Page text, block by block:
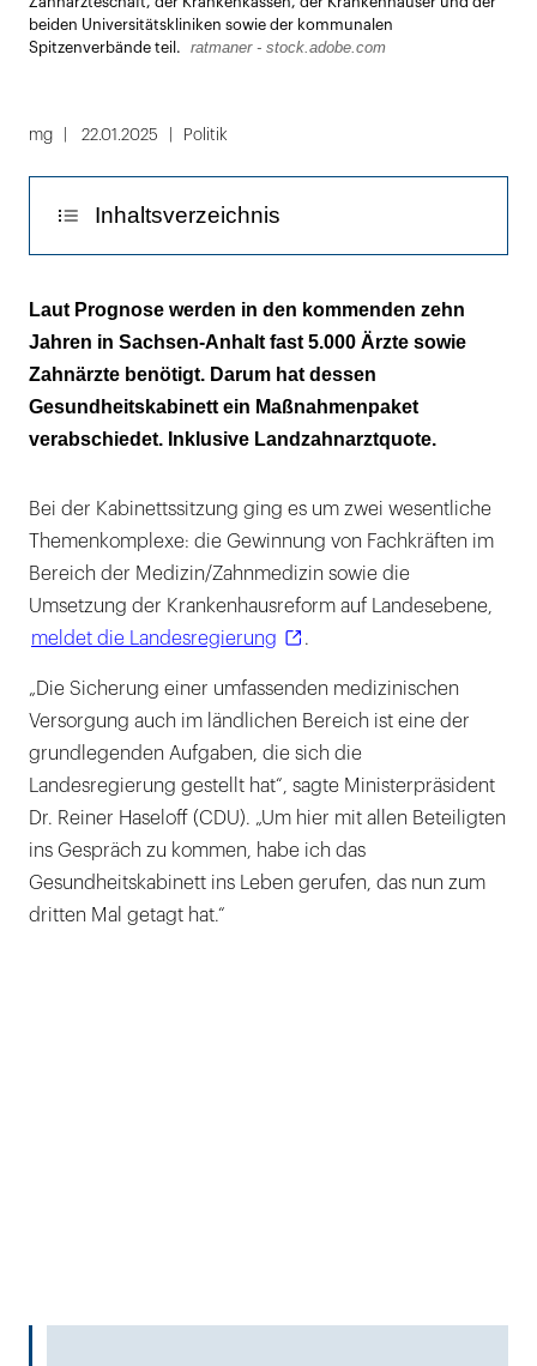
beiden Universitätskliniken sowie der kommunalen
Spitzenverbände teil.
ratmaner - stock.adobe.com
mg 22.01.2025 Politik
Inhaltsverzeichnis
Mehr als 100 Maßnahmen sind geplant
Stipendien und Gründungsunterstützung
sollen Zahnärzte im Land halten
Landzahnarztquote soll ein zusätzlicher
Mehr Kooperationen mit europäischen
Medizin- und Zahnmedizinfakultäten
Laut Prognose werden in den kommenden zehn
Jahren in Sachsen-Anhalt fast 5.000 Ärzte sowie
Zahnärzte benötigt. Darum hat dessen
Gesundheitskabinett ein Maßnahmenpaket
verabschiedet. Inklusive Landzahnarztquote.
Bei der Kabinettssitzung ging es um zwei wesentliche
Themenkomplexe: die Gewinnung von Fachkräften im
Bereich der Medizin/Zahnmedizin sowie die
Umsetzung der Krankenhausreform auf Landesebene,
meldet die Landesregierung
.
„Die Sicherung einer umfassenden medizinischen
Versorgung auch im ländlichen Bereich ist eine der
grundlegenden Aufgaben, die sich die
Landesregierung gestellt hat“, sagte Ministerpräsident
Dr. Reiner Haseloff (CDU). „Um hier mit allen Beteiligten
ins Gespräch zu kommen, habe ich das
Gesundheitskabinett ins Leben gerufen, das nun zum
dritten Mal getagt hat.“